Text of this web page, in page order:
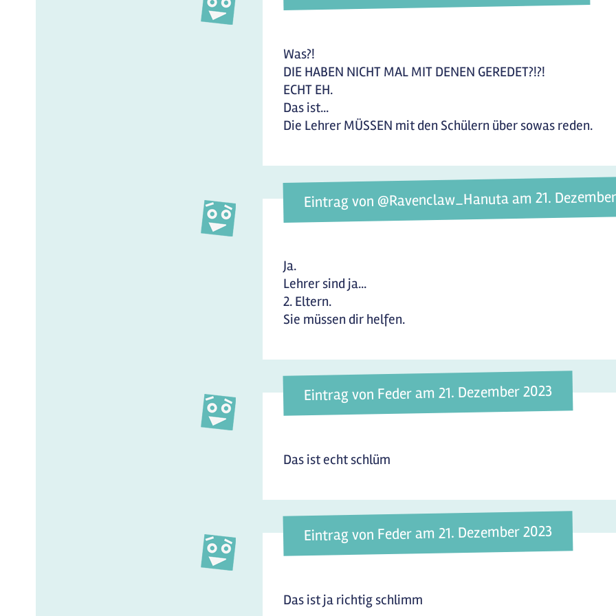
Was?!
DIE HABEN NICHT MAL MIT DENEN GEREDET?!?!
ECHT EH.
Das ist...
Die Lehrer MÜSSEN mit den Schülern über sowas reden.
Eintrag von @Ravenclaw_Hanuta am 21.
Ja.
Lehrer sind ja...
2. Eltern.
Sie müssen dir helfen.
Eintrag von Feder am 21. Dezember 2023
Das ist echt schlüm
Eintrag von Feder am 21. Dezember 2023
Das ist ja richtig schlimm